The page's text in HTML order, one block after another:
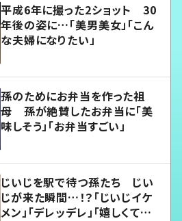
平成6年に撮った2ショット 30
年後の姿に…「美男美女」「こん
な夫婦になりたい」
孫のためにお弁当を作った祖
母 孫が絶賛したお弁当に「美
味しそう」「お弁当すごい」
じいじを駅で待つ孫たち じい
じが来た瞬間…！？「じいじイケ
メン」「デレッデレ」「嬉しくて可